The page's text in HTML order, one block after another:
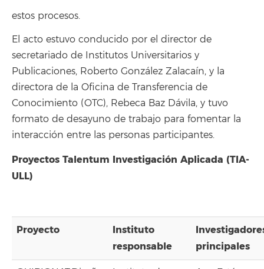
estos procesos.
El acto estuvo conducido por el director de
secretariado de Institutos Universitarios y
Publicaciones, Roberto González Zalacaín, y la
directora de la Oficina de Transferencia de
Conocimiento (OTC), Rebeca Baz Dávila, y tuvo
formato de desayuno de trabajo para fomentar la
interacción entre las personas participantes.
Proyectos Talentum Investigación Aplicada (TIA-
ULL)
Proyecto
Instituto
responsable
principales